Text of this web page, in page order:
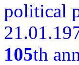
political
105th